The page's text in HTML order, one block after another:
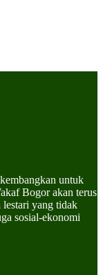
untuk
Bogor akan terus
lestari yang tidak
sosial-ekonomi